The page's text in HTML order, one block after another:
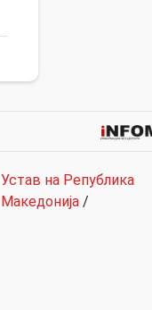
Устав на Република
Македонија/